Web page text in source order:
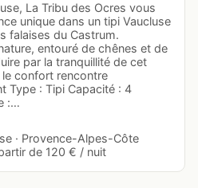
La Tribu des Ocres vous
unique dans un tipi Vaucluse
falaises du Castrum.
entouré de chênes et de
par la tranquillité de cet
confort rencontre
Type : Tipi Capacité : 4
:…
· Provence-Alpes-Côte
de 120 € / nuit